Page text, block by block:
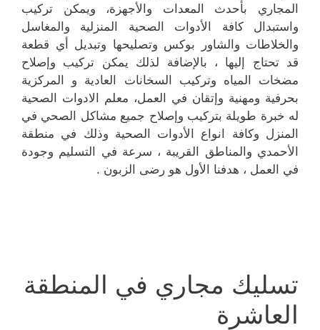
المجاري بأحدث المعدات والأجهزة، ويمكن تركيب
واستبدال كافة الأدوات الصحية المنزلية والمغاسل
والخلاطات والشاور بوكس وتصليحها وتبديل أي قطعة
قد تحتاج إليها ، بالإضافة لذلك يمكن تركيب وإصلاح
مضخات المياه وتركيب السخانات العادية و المركزية
بحرفية ومهنية وإتقان في العمل، معلم الادوات الصحية
له خبرة طويلة بتركيب وإصلاح جميع مشاكل الصحي في
المنزل وكافة انواع الأدوات الصحية وذلك في منطقة
الأحمدي والمناطق القريبة ، سرعة في التسليم وجودة
في العمل ، هدفنا الأول هو رضى الزبون .
تسليك مجاري في المنطقة
العاشرة